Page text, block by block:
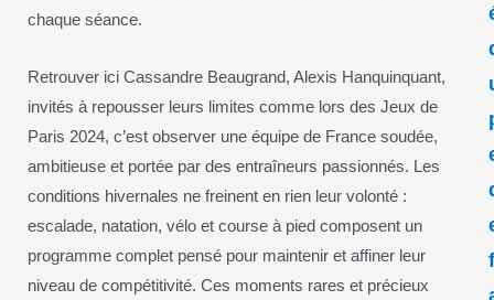
chaque séance.
Retrouver ici Cassandre Beaugrand, Alexis Hanquinquant,
invités à repousser leurs limites comme lors des Jeux de
Paris 2024, c’est observer une équipe de France soudée,
ambitieuse et portée par des entraîneurs passionnés. Les
conditions hivernales ne freinent en rien leur volonté :
escalade, natation, vélo et course à pied composent un
programme complet pensé pour maintenir et affiner leur
niveau de compétitivité. Ces moments rares et précieux